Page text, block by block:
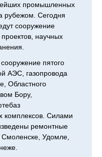
промышленных
рубежом. Сегодня
сооружение
научных
пятого
АЭС, газопровода
Областного
Бору,
комплексов. Силами
ремонтные
Удомле,